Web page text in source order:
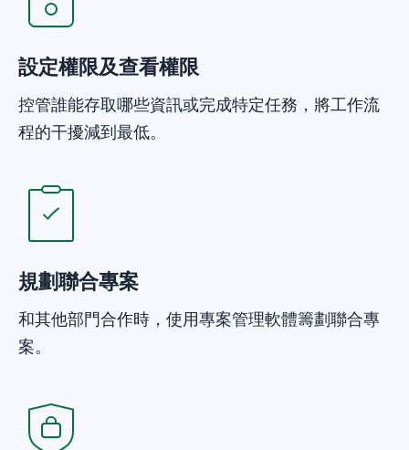
設定權限及查看權限
控管誰能存取哪些資訊或完成特定任務，將工作流
程的干擾減到最低。
規劃聯合專案
和其他部門合作時，使用專案管理軟體籌劃聯合專
案。